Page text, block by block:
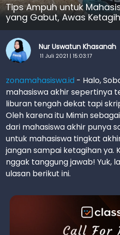
Tips Ampuh untuk
yang Gabut, Awas
Nur Uswatun Khasanah
11 Juli 2021 | 15:03:17
zonamahasiswa.id - Halo,
mahasiswa akhir sepertinya
liburan tengah dekat tapi
Oleh karena itu Mimin
dari mahasiswa akhir punya
untuk mahasiswa tingkat
jangan sampai ketagihan ya.
nggak tanggung jawab! Yuk,
ulasan berikut ini.